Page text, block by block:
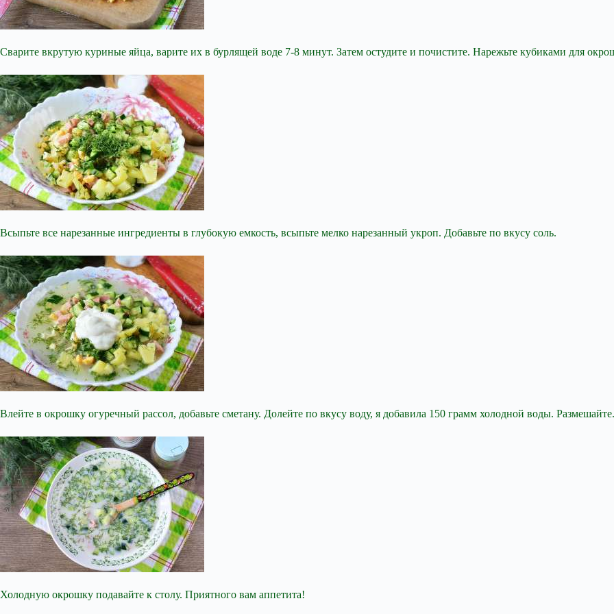
Сварите вкрутую куриные яйца, варите их в бурлящей воде 7-8 минут. Затем остудите и почистите. Нарежьте кубиками для
Всыпьте все нарезанные ингредиенты в глубокую емкость, всыпьте мелко нарезанный укроп. Добавьте по вкусу соль.
Влейте в окрошку огуречный рассол, добавьте сметану. Долейте по вкусу воду, я добавила 150 грамм холодной воды. Размешайте.
Холодную окрошку подавайте к столу. Приятного вам аппетита!